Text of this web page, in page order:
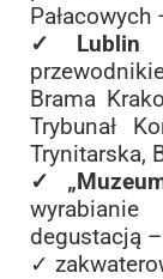
✓Lublin
Brama
Trybunał
Trynitarska,
degustacją
✓